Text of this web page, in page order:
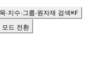
·지수·그룹·원자재 검색⌘F
모드 전환